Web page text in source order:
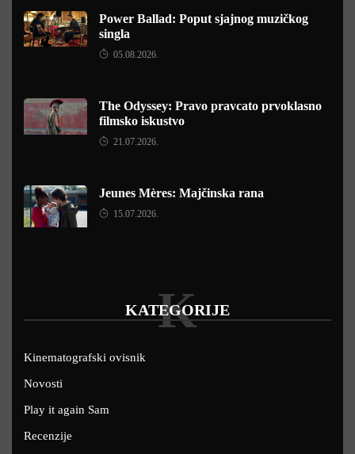
Power Ballad: Poput sjajnog muzičkog
singla
05.08.2026.
The Odyssey: Pravo pravcato prvoklasno
filmsko iskustvo
21.07.2026.
Jeunes Mères: Majčinska rana
15.07.2026.
KATEGORIJE
K
Kinematografski ovisnik
Novosti
Play it again Sam
Recenzije